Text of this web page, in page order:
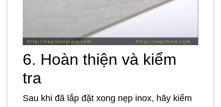
6. Hoàn thiện và kiểm
tra
Sau khi đã lắp đặt xong nẹp inox, hãy kiểm